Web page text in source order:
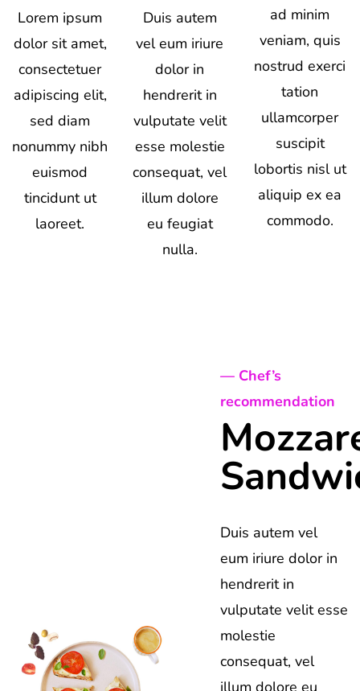
Lorem ipsum
dolor sit amet,
consectetuer
adipiscing elit,
sed diam
nonummy nibh
euismod
tincidunt ut
laoreet.
Duis autem
vel eum iriure
dolor in
hendrerit in
vulputate velit
esse molestie
consequat, vel
illum dolore
eu feugiat
nulla.
ad minim
veniam, quis
nostrud exerci
tation
ullamcorper
suscipit
lobortis nisl ut
aliquip ex ea
commodo.
— Chef’s
recommendation
Duis autem vel
eum iriure dolor in
hendrerit in
vulputate velit esse
molestie
consequat, vel